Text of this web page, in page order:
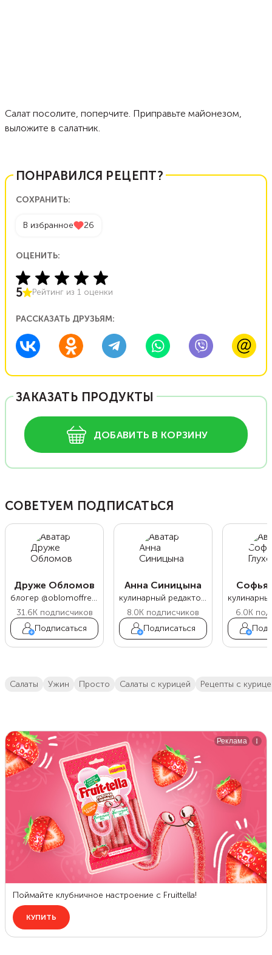
Салат посолите, поперчите. Приправьте майонезом,
выложите в салатник.
ПОНРАВИЛСЯ РЕЦЕПТ?
СОХРАНИТЬ:
В избранное 26
ОЦЕНИТЬ:
5 Рейтинг из 1 оценки
РАССКАЗАТЬ ДРУЗЬЯМ:
ЗАКАЗАТЬ ПРОДУКТЫ
ДОБАВИТЬ В КОРЗИНУ
СОВЕТУЕМ ПОДПИСАТЬСЯ
Друже Обломов
блогер @oblomoffrecipe
31.6Kподписчиков
Подписаться
Анна Синицына
кулинарный редактор Food.ru
8.0K подписчиков
Подписаться
Софья
6.0K
салаты ужин просто салаты с курицей Рецепты с